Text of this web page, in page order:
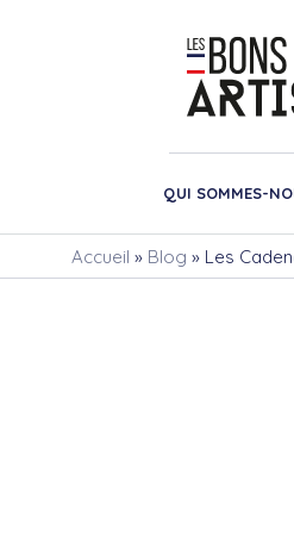
QUI SOMMES-
Accueil » Blog » Les